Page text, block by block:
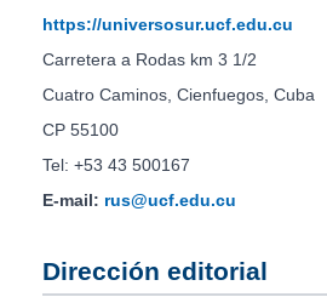
https://universosur.ucf.edu.cu
Carretera a Rodas km 3 1/2
Cuatro Caminos, Cienfuegos, Cuba
CP 55100
Tel: +53 43 500167
E-mail: rus@ucf.edu.cu
Dirección editorial